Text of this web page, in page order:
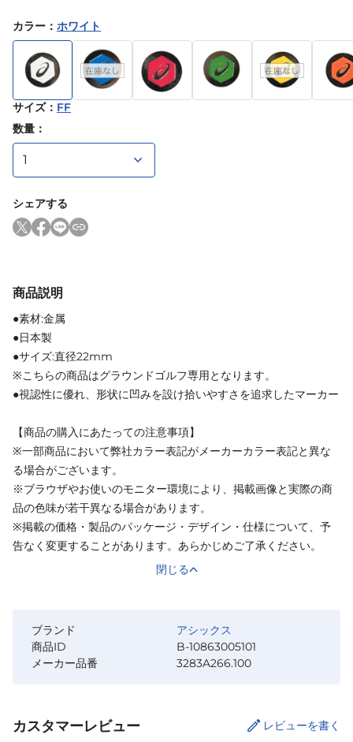
カラー ： ホワイト
サイズ： FF
数量：
シェアする
商品説明
●素材:金属
●日本製
●サイズ:直径22mm
※こちらの商品はグラウンドゴルフ専用となります。
●視認性に優れ、形状に凹みを設け拾いやすさを追求したマーカー
【商品の購入にあたっての注意事項】
※一部商品において弊社カラー表記がメーカーカラー表記と異な
る場合がございます。
※ブラウザやお使いのモニター環境により、掲載画像と実際の商
品の色味が若干異なる場合があります。
※掲載の価格・製品のパッケージ・デザイン・仕様について、予
告なく変更することがあります。あらかじめご了承ください。
閉じる
ブランド
アシックス
商品ID
B-10863005101
メーカー品番
3283A266.100
カスタマーレビュー レビューを書く